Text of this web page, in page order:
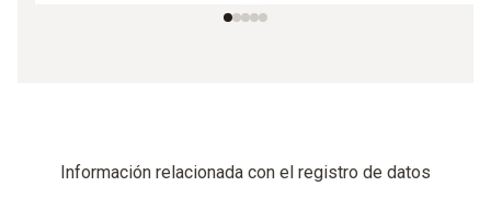
Información relacionada con el registro de datos